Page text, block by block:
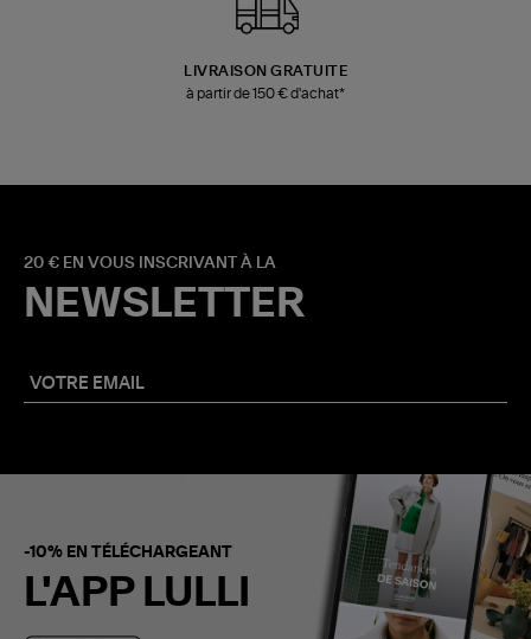
LIVRAISON GRATUITE
à partir de 150 € d'achat*
20 € EN VOUS INSCRIVANT À LA
NEWSLETTER
-10% EN TÉLÉCHARGEANT
L'APP LULLI